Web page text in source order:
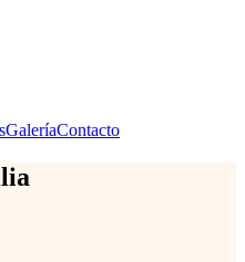
GaleríaContacto